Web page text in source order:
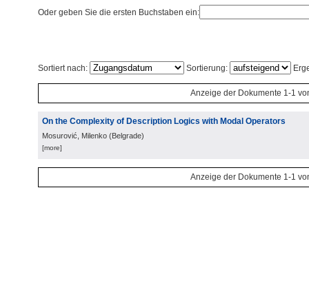
Oder geben Sie die ersten Buchstaben ein:
Sortiert nach: Sortierung:
Anzeige der Dokumente 1-1
On the Complexity of Description Logics with Modal Operators
Mosurović, Milenko (Belgrade)
[more]
Anzeige der Dokumente 1-1